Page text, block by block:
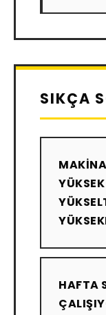
SIKÇA
HAFTA